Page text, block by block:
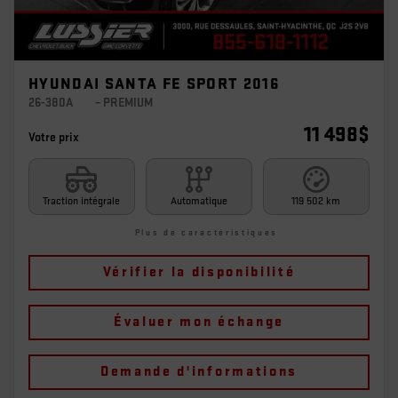
HYUNDAI SANTA FE SPORT 2016
26-380A – PREMIUM
Votre prix 11 498$
Traction intégrale Automatique 119 502 km
Plus de caractéristiques
Vérifier la disponibilité
Évaluer mon échange
Demande d'informations